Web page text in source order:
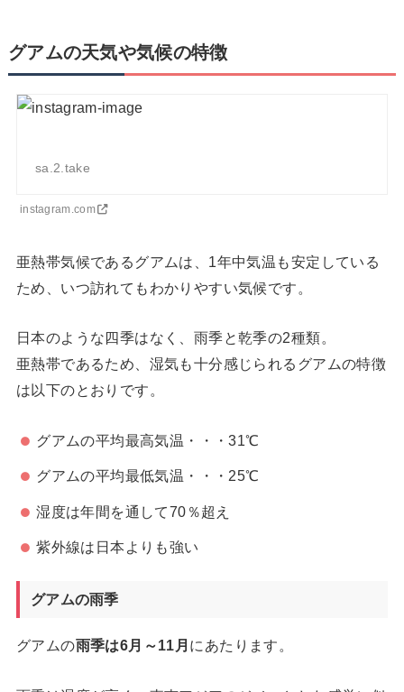
グアムの天気や気候の特徴
sa.2.take
instagram.com
亜熱帯気候であるグアムは、1年中気温も安定している
ため、いつ訪れてもわかりやすい気候です。
日本のような四季はなく、雨季と乾季の2種類。
亜熱帯であるため、湿気も十分感じられるグアムの特徴
は以下のとおりです。
グアムの平均最高気温・・・31℃
グアムの平均最低気温・・・25℃
湿度は年間を通して70％超え
紫外線は日本よりも強い
グアムの雨季
グアムの雨季は6月～11月 にあたります。